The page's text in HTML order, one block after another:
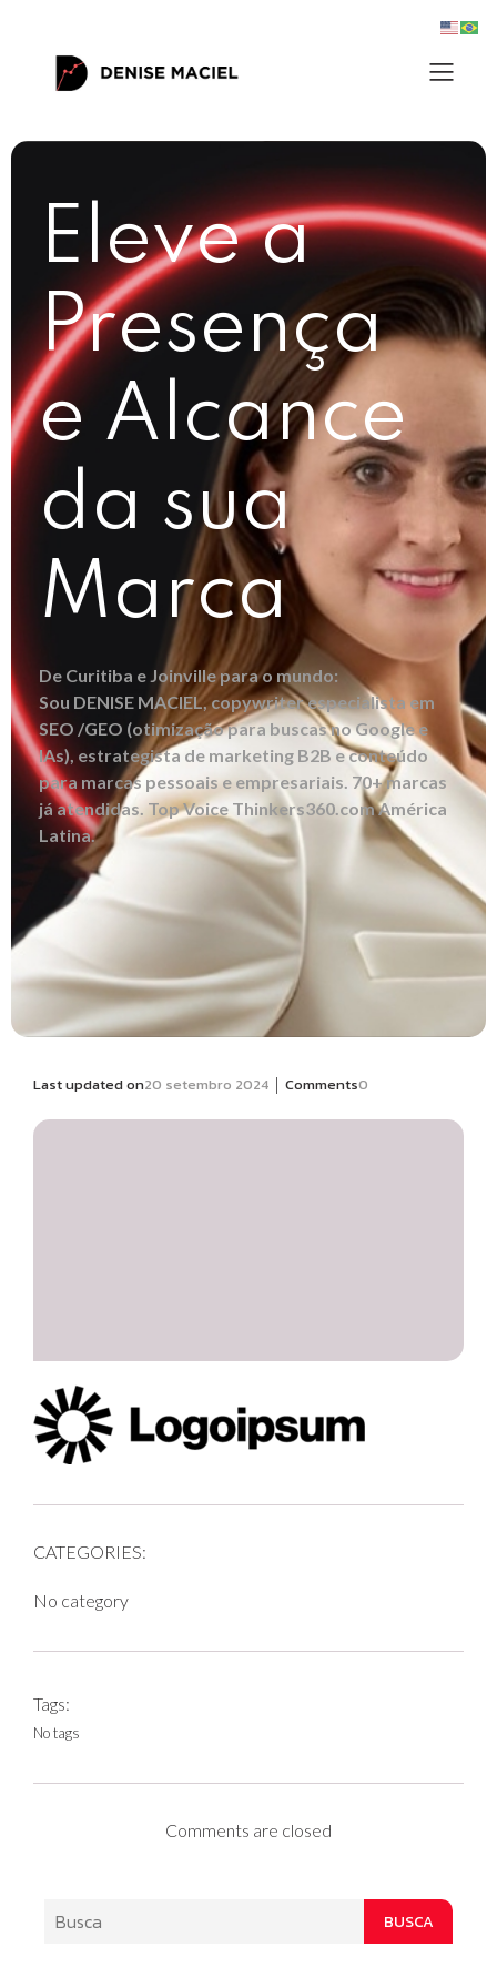
Eleve a
Presença
e Alcance
da sua
Marca
De Curitiba e Joinville para o mundo:
Sou DENISE MACIEL, copywriter especialista em
SEO /GEO (otimização para buscas no Google e
IAs), estrategista de marketing B2B e conteúdo
para marcas pessoais e empresariais. 70+ marcas
já atendidas. Top Voice Thinkers360.com América
Latina.
BUSCA
Last updated on20 setembro 2024 | Comments0
CATEGORIES:
No category
Tags:
No tags
Comments are closed